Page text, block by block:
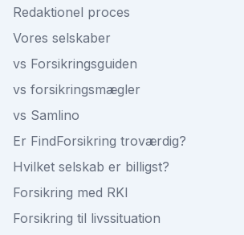
Redaktionel proces
Vores selskaber
vs Forsikringsguiden
vs forsikringsmægler
vs Samlino
Er FindForsikring troværdig?
Hvilket selskab er billigst?
Forsikring med RKI
Forsikring til livssituation